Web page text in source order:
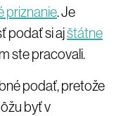
priznanie. Je
podať si ajštátne
ste pracovali.
podať, pretože
byť v